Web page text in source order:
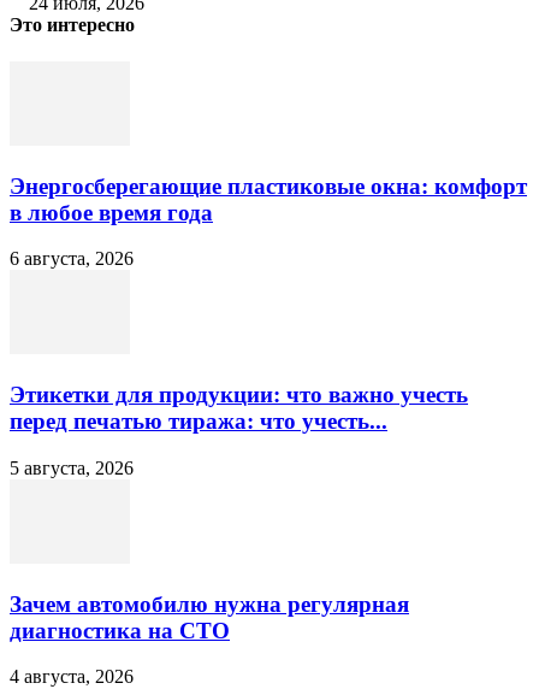
Это интересно
Энергосберегающие пластиковые окна: комфорт
в любое время года
6 августа, 2026
Этикетки для продукции: что важно учесть
перед печатью тиража: что учесть...
5 августа, 2026
Зачем автомобилю нужна регулярная
диагностика на СТО
4 августа, 2026